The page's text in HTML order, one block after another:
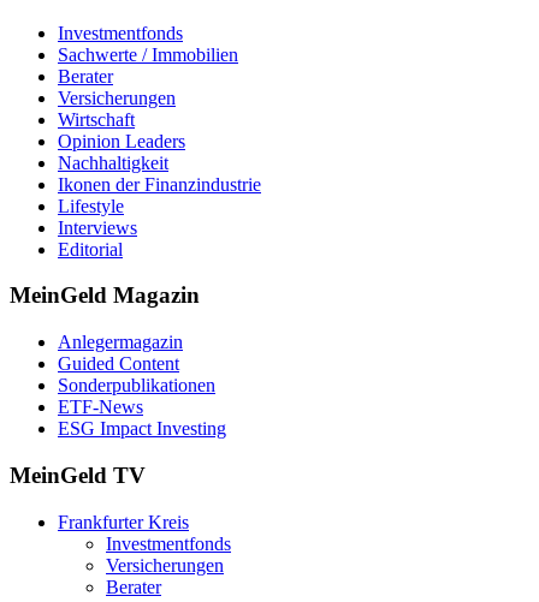
Investmentfonds
Sachwerte / Immobilien
Berater
Versicherungen
Wirtschaft
Opinion Leaders
Nachhaltigkeit
Ikonen der Finanzindustrie
Lifestyle
Interviews
Editorial
MeinGeld Magazin
Anlegermagazin
Guided Content
Sonderpublikationen
ETF-News
ESG Impact Investing
MeinGeld TV
Frankfurter Kreis
Investmentfonds
Versicherungen
Berater